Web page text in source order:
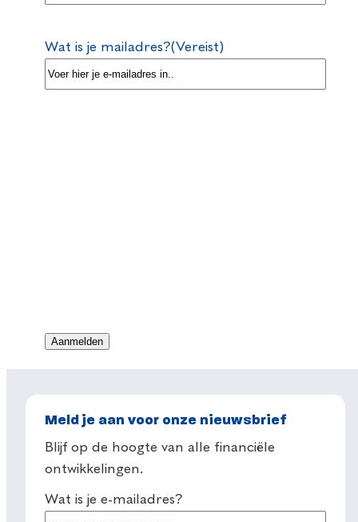
Wat is je mailadres?(Vereist)
Meld je aan voor onze nieuwsbrief
Blijf op de hoogte van alle financiële
ontwikkelingen.
Wat is je e-mailadres?